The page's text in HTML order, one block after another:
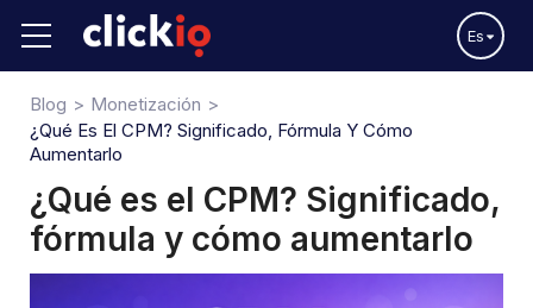
Es
Blog
Monetización
¿Qué Es El CPM? Significado, Fórmula Y Cómo
Aumentarlo
¿Qué es el CPM? Significado,
fórmula y cómo aumentarlo